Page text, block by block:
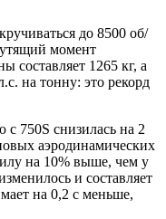
до 8500 об/
момент
составляет 1265 кг, а
на тонну: это рекорд
750S снизилась на 2
аэродинамических
на 10% выше, чем у
и составляет
на 0,2 с меньше,